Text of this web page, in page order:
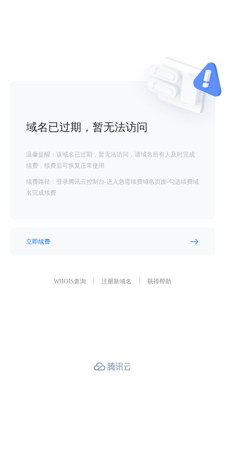
域名已过期，暂无法访问
温馨提醒：该域名已过期，暂无法访问，请域名所有人及时完成
续费，续费后可恢复正常使用
续费路径：登录腾讯云控制台-进入急需续费域名页面-勾选续费域
名完成续费
立即续费
WHOIS查询 注册新域名 获得帮助